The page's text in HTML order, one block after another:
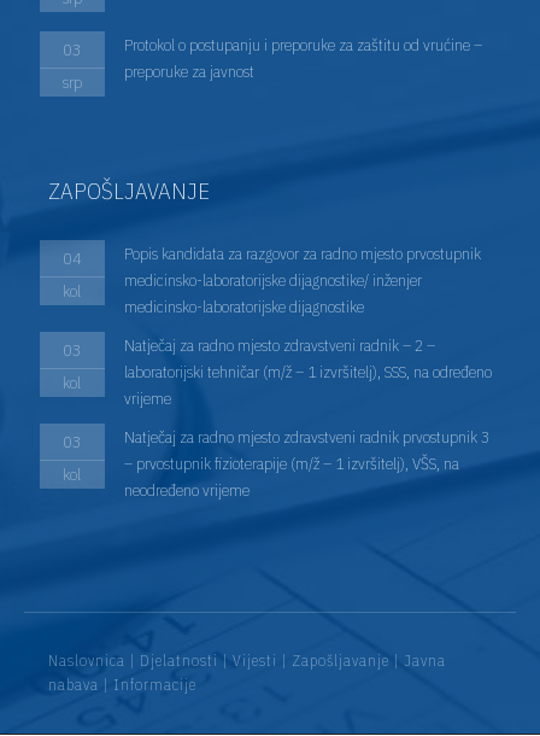
03
srp
Protokol o postupanju i preporuke za zaštitu od vrućine –
preporuke za javnost
ZAPOŠLJAVANJE
04
kol
Popis kandidata za razgovor za radno mjesto prvostupnik
medicinsko-laboratorijske dijagnostike/ inženjer
medicinsko-laboratorijske dijagnostike
03
kol
Natječaj za radno mjesto zdravstveni radnik – 2 –
laboratorijski tehničar (m/ž – 1 izvršitelj), SSS, na određeno
vrijeme
03
kol
Natječaj za radno mjesto zdravstveni radnik prvostupnik 3
– prvostupnik fizioterapije (m/ž – 1 izvršitelj), VŠS, na
neodređeno vrijeme
Naslovnica | Djelatnosti | Vijesti | Zapošljavanje | Javna
nabava | Informacije